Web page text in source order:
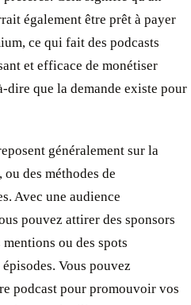
également être prêt à payer
ce qui fait des podcasts
et efficace de monétiser
dire que la demande existe pour
généralement sur la
, ou des méthodes de
Avec une audience
pouvez attirer des sponsors
ou des spots
Vous pouvez
podcast pour promouvoir vos